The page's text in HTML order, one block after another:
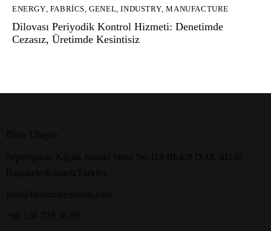
ENERGY, FABRICS,GENEL,INDUSTRY,MANUFACTURE
Dilovası Periyodik Kontrol Hizmeti: Denetimde
Cezasız, Üretimde Kesintisiz